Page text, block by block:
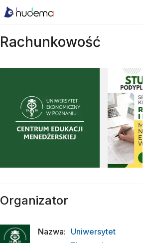
Rachunkowość
Organizator
Nazwa: Uniwersytet